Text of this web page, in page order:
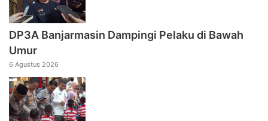
DP3A Banjarmasin Dampingi Pelaku di Bawah
Umur
6 Agustus 2026